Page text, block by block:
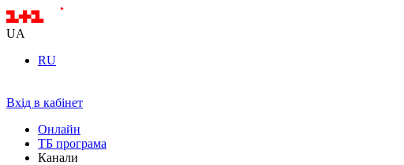
UA
RU
Вхід в кабінет
Онлайн
ТБ програма
Канали